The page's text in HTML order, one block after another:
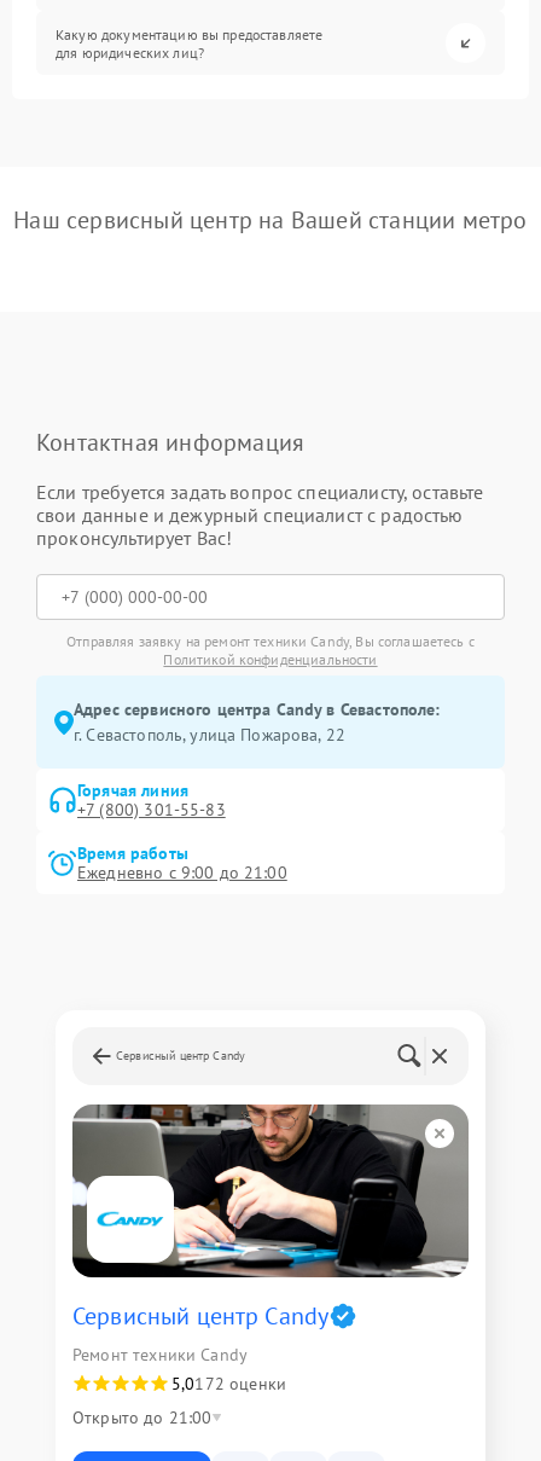
Какую документацию вы предоставляете
для юридических лиц?
Наш сервисный центр на Вашей станции метро
Контактная информация
Если требуется задать вопрос специалисту, оставьте
свои данные и дежурный специалист с радостью
проконсультирует Вас!
Отправляя заявку на ремонт техники Candy, Вы соглашаетесь с
Политикой конфиденциальности
Адрес сервисного центра Candy в Севастополе:
г. Севастополь, улица Пожарова, 22
Горячая линия
+7 (800) 301-55-83
Время работы
Ежедневно с 9:00 до 21:00
Сервисный центр Candy
Сервисный центр Candy
Ремонт техники Candy
5,0172 оценки
Открыто до 21:00